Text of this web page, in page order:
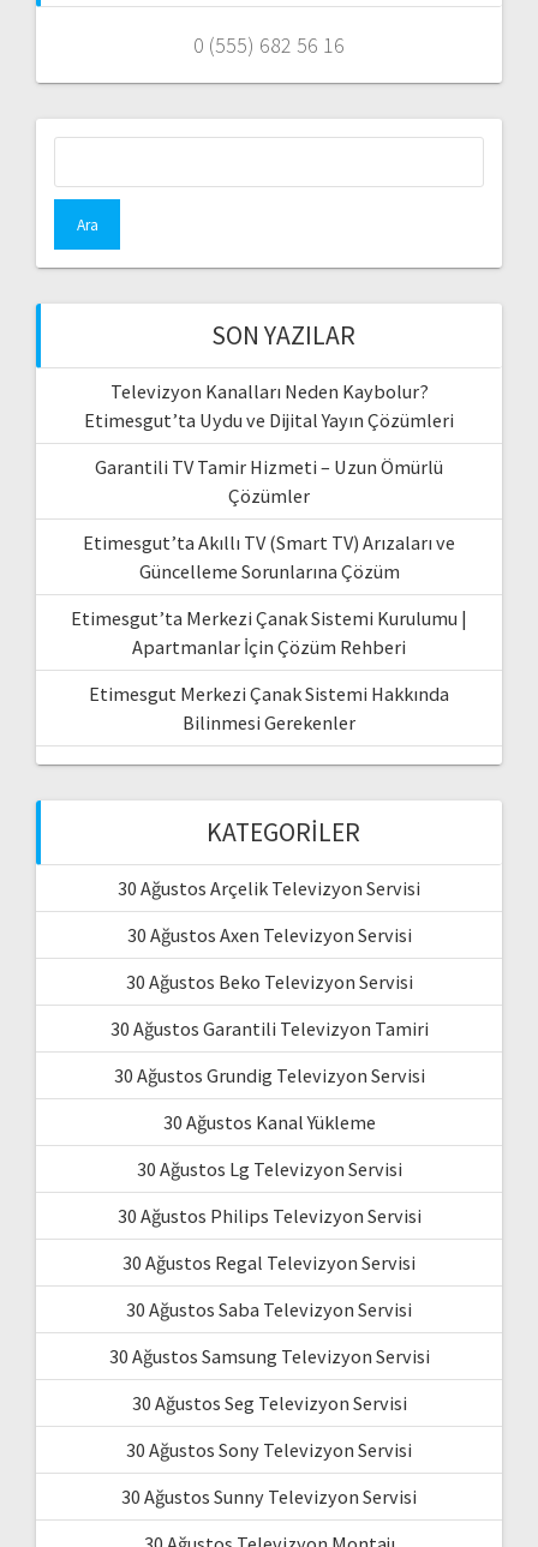
0 (555) 682 56 16
SON YAZILAR
Televizyon Kanalları Neden Kaybolur?
Etimesgut’ta Uydu ve Dijital Yayın Çözümleri
Garantili TV Tamir Hizmeti – Uzun Ömürlü
Çözümler
Etimesgut’ta Akıllı TV (Smart TV) Arızaları ve
Güncelleme Sorunlarına Çözüm
Etimesgut’ta Merkezi Çanak Sistemi Kurulumu |
Apartmanlar İçin Çözüm Rehberi
Etimesgut Merkezi Çanak Sistemi Hakkında
Bilinmesi Gerekenler
KATEGORILER
30 Ağustos Arçelik Televizyon Servisi
30 Ağustos Axen Televizyon Servisi
30 Ağustos Beko Televizyon Servisi
30 Ağustos Garantili Televizyon Tamiri
30 Ağustos Grundig Televizyon Servisi
30 Ağustos Kanal Yükleme
30 Ağustos Lg Televizyon Servisi
30 Ağustos Philips Televizyon Servisi
30 Ağustos Regal Televizyon Servisi
30 Ağustos Saba Televizyon Servisi
30 Ağustos Samsung Televizyon Servisi
30 Ağustos Seg Televizyon Servisi
30 Ağustos Sony Televizyon Servisi
30 Ağustos Sunny Televizyon Servisi